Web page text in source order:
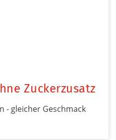
Zuckerzusatz
- gleicher Geschmack